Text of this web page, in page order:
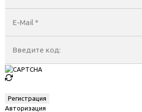
E-Mail *
Введите код:
Авторизация